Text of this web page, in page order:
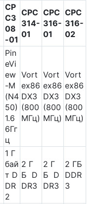
CP
C3
08
-01
CPC
314-
01
CPC
316-
01
CPC
316-
02
Pin
eVi
ew
-M
(N4
50)
1.6
6Гг
ц
Vort
ex86
DX3
(800
МГц)
Vort
ex86
DX3
(800
МГц)
Vort
ex86
DX3
(800
МГц)
1 Г
бай
т D
DR
2
2 Г
Б D
DR3
2 Г
Б D
DR3
2 ГБ
DDR
3